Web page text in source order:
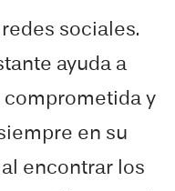
sociales.
ayuda a
comprometida y
en su
encontrar los